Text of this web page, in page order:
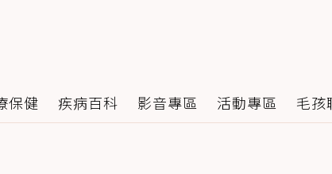
保健 疾病百科 影音專區 活動專區 毛孩